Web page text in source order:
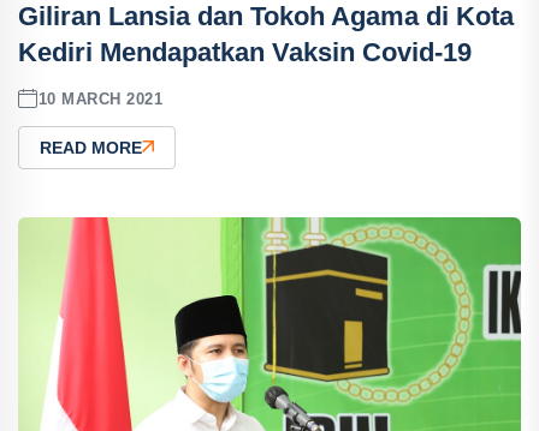
Giliran Lansia dan Tokoh Agama di Kota
Kediri Mendapatkan Vaksin Covid-19
10 MARCH 2021
READ MORE